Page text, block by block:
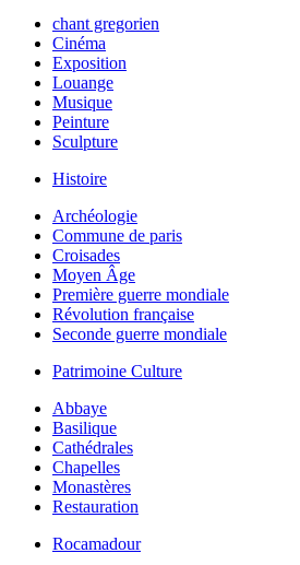
chant gregorien
Cinéma
Exposition
Louange
Musique
Peinture
Sculpture
Histoire
Archéologie
Commune de paris
Croisades
Moyen Âge
Première guerre mondiale
Révolution française
Seconde guerre mondiale
Patrimoine Culture
Abbaye
Basilique
Cathédrales
Chapelles
Monastères
Restauration
Rocamadour